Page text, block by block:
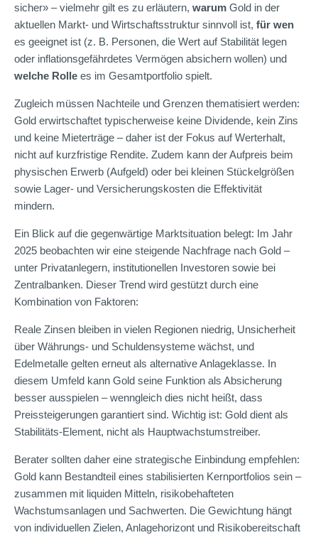
sicher» – vielmehr gilt es zu erläutern, warum Gold in der
aktuellen Markt- und Wirtschaftsstruktur sinnvoll ist, für wen
es geeignet ist (z. B. Personen, die Wert auf Stabilität legen
oder inflationsgefährdetes Vermögen absichern wollen) und
welche Rolle es im Gesamtportfolio spielt.
Zugleich müssen Nachteile und Grenzen thematisiert werden:
Gold erwirtschaftet typischerweise keine Dividende, kein Zins
und keine Mieterträge – daher ist der Fokus auf Wert­erhalt,
nicht auf kurzfristige Rendite. Zudem kann der Aufpreis beim
physischen Erwerb (Aufgeld) oder bei kleinen Stückelgrößen
sowie Lager- und Versicherungskosten die Effektivität
mindern.
Ein Blick auf die gegenwärtige Marktsituation belegt: Im Jahr
2025 beobachten wir eine steigende Nachfrage nach Gold –
unter Privatanlegern, institutionellen Investoren sowie bei
Zentralbanken. Dieser Trend wird gestützt durch eine
Kombination von Faktoren:
Reale Zinsen bleiben in vielen Regionen niedrig, Unsicherheit
über Währungs- und Schuldensysteme wächst, und
Edelmetalle gelten erneut als alternative Anlageklasse. In
diesem Umfeld kann Gold seine Funktion als Absicherung
besser ausspielen – wenngleich dies nicht heißt, dass
Preissteigerungen garantiert sind. Wichtig ist: Gold dient als
Stabilitäts-Element, nicht als Hauptwachstumstreiber.
Berater sollten daher eine strategische Einbindung empfehlen:
Gold kann Bestandteil eines stabilisierten Kernportfolios sein –
zusammen mit liquiden Mitteln, risikobehafteten
Wachstumsanlagen und Sachwerten. Die Gewichtung hängt
von individuellen Zielen, Anlagehorizont und Risikobereitschaft